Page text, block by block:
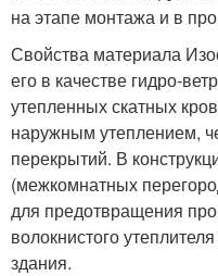
на этапе монтажа и в
Свойства материала
его в качестве гидро-
утепленных скатных
наружным утеплением,
перекрытий. В
(межкомнатных
для предотвращения
волокнистого
здания.